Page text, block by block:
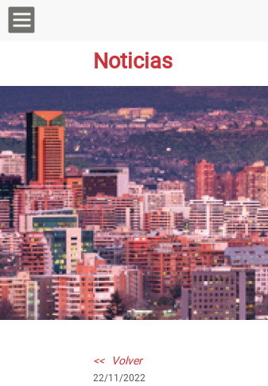
Noticias
<< Volver
22/11/2022